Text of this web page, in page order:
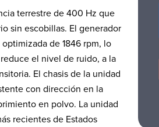
terrestre de 400 Hz que
sin escobillas. El generador
de 1846 rpm, lo
el nivel de ruido, a la
El chasis de la unidad
con dirección en la
en polvo. La unidad
recientes de Estados